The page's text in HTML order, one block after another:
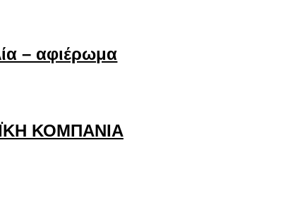
– αφιέρωμα
ΚΟΜΠΑΝΙΑ